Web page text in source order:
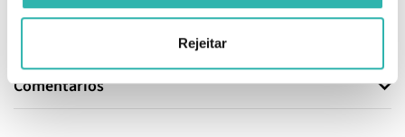
Rejeitar
Informações de Fabricante
Comentários